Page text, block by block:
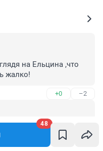
48
на Ельцина ,что
жалко!
+0 –2
был ярый
в стране,